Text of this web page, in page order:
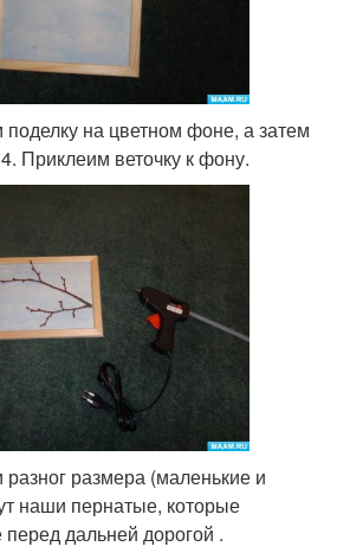
на цветном фоне, а затем
Приклеим веточку к фону.
размера (маленькие и
наши пернатые, которые
дальней дорогой .